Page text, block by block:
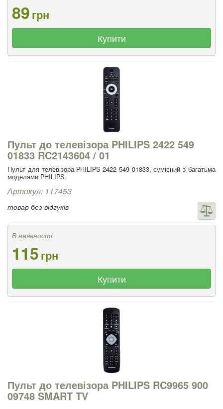
89грн
Купити
Пульт до телевізора PHILIPS 2422 549
01833 RC2143604 / 01
Пульт для телевізора PHILIPS 2422 549 01833, сумісний з багатьма
моделями PHILIPS.
Артикул: 117453
товар без відгуків
В наявності
115грн
Купити
Пульт до телевізора PHILIPS RC9965 900
09748 SMART TV